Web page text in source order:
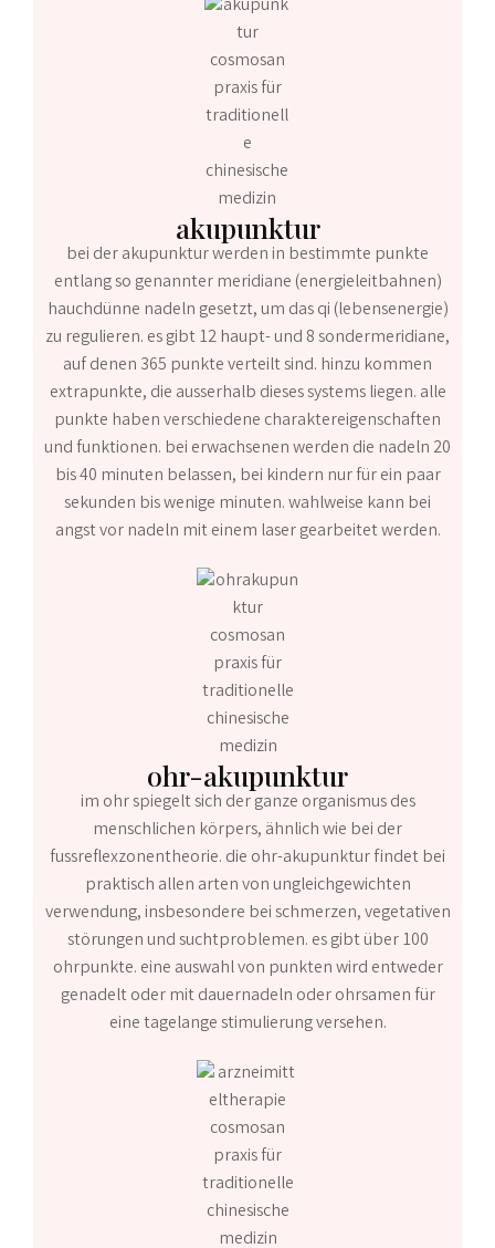
akupunktur
bei der akupunktur werden in bestimmte punkte
entlang so genannter meridiane (energieleitbahnen)
hauchdünne nadeln gesetzt, um das qi (lebensenergie)
zu regulieren. es gibt 12 haupt- und 8 sondermeridiane,
auf denen 365 punkte verteilt sind. hinzu kommen
extrapunkte, die ausserhalb dieses systems liegen. alle
punkte haben verschiedene charaktereigenschaften
und funktionen. bei erwachsenen werden die nadeln 20
bis 40 minuten belassen, bei kindern nur für ein paar
sekunden bis wenige minuten. wahlweise kann bei
angst vor nadeln mit einem laser gearbeitet werden.
ohr-akupunktur
im ohr spiegelt sich der ganze organismus des
menschlichen körpers, ähnlich wie bei der
fussreflexzonentheorie. die ohr-akupunktur findet bei
praktisch allen arten von ungleichgewichten
verwendung, insbesondere bei schmerzen, vegetativen
störungen und suchtproblemen. es gibt über 100
ohrpunkte. eine auswahl von punkten wird entweder
genadelt oder mit dauernadeln oder ohrsamen für
eine tagelange stimulierung versehen.